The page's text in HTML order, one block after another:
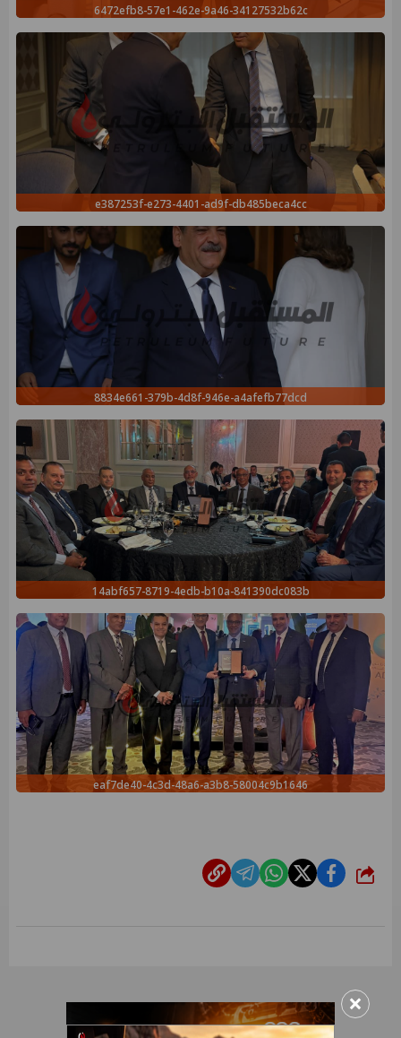
6472efb8-57e1-462e-9a46-34127532b62c
e387253f-e273-4401-ad9f-db485beca4cc
8834e661-379b-4d8f-946e-a4afefb77dcd
14abf657-8719-4edb-b10a-841390dc083b
eaf7de40-4c3d-48a6-a3b8-58004c9b1646
شارك
×